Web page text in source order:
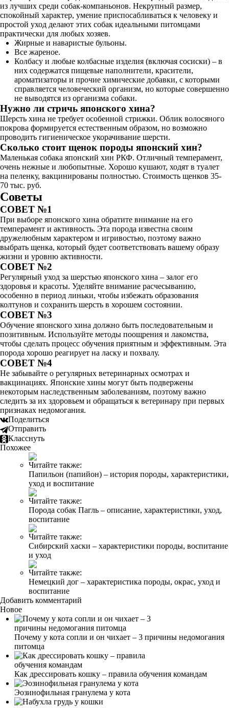
из лучших среди собак-компаньонов. Некрупный размер,
спокойный характер, умение приспосабливаться к человеку и
простой уход делают этих собак идеальными питомцами
практически для любых хозяев.
Жирные и наваристые бульоны.
Все жареное.
Колбасу и любые колбасные изделия (включая сосиски) – в
них содержатся пищевые наполнители, красители,
ароматизаторы и прочие химические добавки, с которыми
справляется человеческий организм, но которые совершенно
не выводятся из организма собаки.
Нужно ли стричь японского хина?
Шерсть хина не требует особенной стрижки. Облик волосяного
покрова формируется естественным образом, но возможно
проводить гигиеническое укорачивание шерсти.
Сколько стоит щенок породы японский хин?
Маленькая собака японский хин РКФ. Отличный темперамент,
очень нежные и любопытные. Хорошо кушают, ходят в туалет
на пеленку, вакцинированы полностью. Стоимость щенков 35-
70 тыс. руб.
Советы
СОВЕТ №1
При выборе японского хина обратите внимание на его
темперамент и активность. Эта порода известна своим
дружелюбным характером и игривостью, поэтому важно
выбрать щенка, который будет соответствовать вашему образу
жизни и уровню активности.
СОВЕТ №2
Регулярный уход за шерстью японского хина – залог его
здоровья и красоты. Уделяйте внимание расчесыванию,
особенно в период линьки, чтобы избежать образования
колтунов и сохранить шерсть в хорошем состоянии.
СОВЕТ №3
Обучение японского хина должно быть последовательным и
позитивным. Используйте методы поощрения и лакомства,
чтобы сделать процесс обучения приятным и эффективным. Эта
порода хорошо реагирует на ласку и похвалу.
СОВЕТ №4
Не забывайте о регулярных ветеринарных осмотрах и
вакцинациях. Японские хины могут быть подвержены
некоторым наследственным заболеваниям, поэтому важно
следить за их здоровьем и обращаться к ветеринару при первых
признаках недомогания.
Поделиться
Отправить
Класснуть
Похожее
Читайте также:
Папильон (папийон) – история породы, характеристики,
уход и воспитание
Читайте также:
Порода собак Пагль – описание, характеристики, уход,
воспитание
Читайте также:
Сибирский хаски – характеристики породы, воспитание
и уход
Читайте также:
Немецкий дог – характеристика породы, окрас, уход и
воспитание
Добавить комментарий
Новое
Почему у кота сопли и он чихает – 3 причины недомогания
питомца
Как дрессировать кошку – правила обучения командам
Эозинофильная гранулема у кота